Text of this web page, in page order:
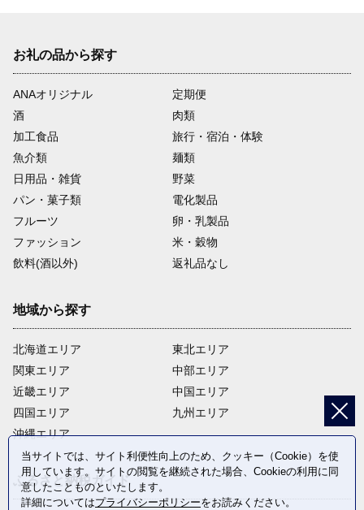
お礼の品から探す
ANAオリジナル
定期便
酒
肉類
加工食品
旅行・宿泊・体験
魚介類
麺類
日用品・雑貨
野菜
パン・菓子類
電化製品
フルーツ
卵・乳製品
ファッション
米・穀物
飲料(酒以外)
返礼品なし
地域から探す
北海道エリア
関東エリア
近畿エリア
四国エリア
沖縄エリア
東北エリア
中部エリア
中国エリア
九州エリア
ふるさと納税ガイド
当サイトでは、サイト利便性向上のため、クッキー（Cookie）を使
用しています。サイトの閲覧を継続された場合、Cookieの利用に同
意したことものといたします。
詳細についてはプライバシーポリシーをお読みください。